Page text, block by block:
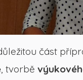
část
, tvorbě